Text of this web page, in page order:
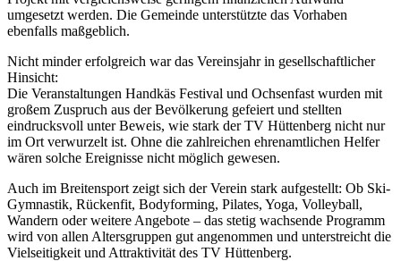
umgesetzt werden. Die Gemeinde unterstützte das Vorhaben
ebenfalls maßgeblich.
Nicht minder erfolgreich war das Vereinsjahr in gesellschaftlicher
Hinsicht:
Die Veranstaltungen Handkäs Festival und Ochsenfast wurden mit
großem Zuspruch aus der Bevölkerung gefeiert und stellten
eindrucksvoll unter Beweis, wie stark der TV Hüttenberg nicht nur
im Ort verwurzelt ist. Ohne die zahlreichen ehrenamtlichen Helfer
wären solche Ereignisse nicht möglich gewesen.
Auch im Breitensport zeigt sich der Verein stark aufgestellt: Ob Ski-
Gymnastik, Rückenfit, Bodyforming, Pilates, Yoga, Volleyball,
Wandern oder weitere Angebote – das stetig wachsende Programm
wird von allen Altersgruppen gut angenommen und unterstreicht die
Vielseitigkeit und Attraktivität des TV Hüttenberg.